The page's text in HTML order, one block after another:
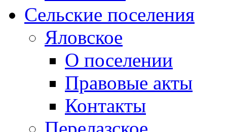
Сельские поселения
Яловское
О поселении
Правовые акты
Контакты